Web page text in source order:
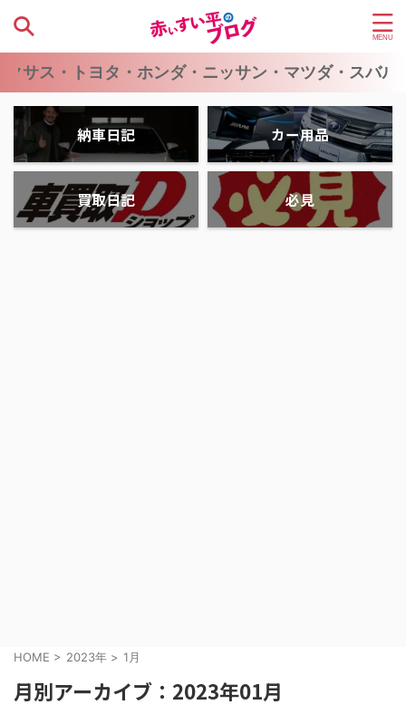
・トヨタ・ホンダ・ニッサン・マツダ・スバル・
納車日記 カー用品
買取日記 必見
HOME > 2023年 > 1月
月別アーカイブ：2023年01月